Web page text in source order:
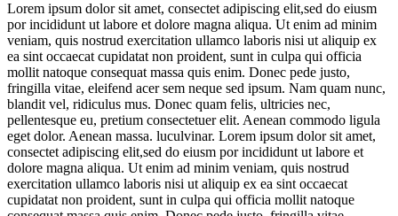
Lorem ipsum dolor sit amet, consectet adipiscing elit,sed do eiusm
por incididunt ut labore et dolore magna aliqua. Ut enim ad minim
veniam, quis nostrud exercitation ullamco laboris nisi ut aliquip ex
ea sint occaecat cupidatat non proident, sunt in culpa qui officia
mollit natoque consequat massa quis enim. Donec pede justo,
fringilla vitae, eleifend acer sem neque sed ipsum. Nam quam nunc,
blandit vel, ridiculus mus. Donec quam felis, ultricies nec,
pellentesque eu, pretium consectetuer elit. Aenean commodo ligula
eget dolor. Aenean massa. luculvinar. Lorem ipsum dolor sit amet,
consectet adipiscing elit,sed do eiusm por incididunt ut labore et
dolore magna aliqua. Ut enim ad minim veniam, quis nostrud
exercitation ullamco laboris nisi ut aliquip ex ea sint occaecat
cupidatat non proident, sunt in culpa qui officia mollit natoque